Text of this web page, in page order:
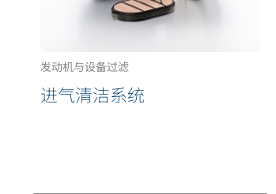
发动机与设备过滤
进气清洁系统